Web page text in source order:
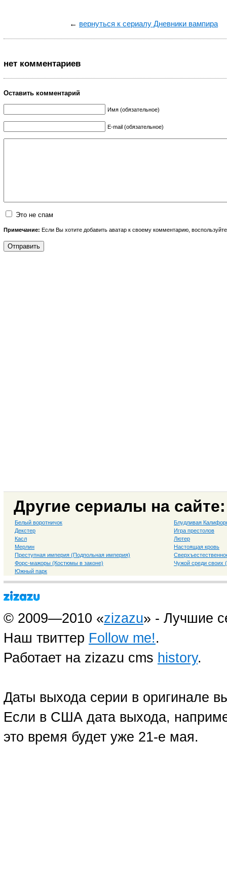
← вернуться к сериалу Дневники вампира
нет комментариев
Оставить комментарий
Имя (обязательное)
E-mail (обязательное)
Это не спам
Примечание: Если Вы хотите добавить аватар к своему комментарию,
Другие сериалы на сайте:
Белый воротничок
Блудливая
Декстер
Игра престолов
Касл
Лютер
Мерлин
Настоящая кровь
Преступная империя (Подпольная империя)
Форс-мажоры (Костюмы в законе)
Чужой среди своих
Южный парк
© 2009—2010 «zizazu» - Лучшие
Наш твиттер Follow me!.
Работает на zizazu cms history.
Даты выхода серии в оригинале
Если в США дата выхода,
это время будет уже 21-е мая.